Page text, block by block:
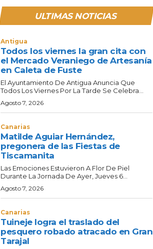
ULTIMAS NOTICIAS
Antigua
Todos los viernes la gran cita con
el Mercado Veraniego de Artesanía
en Caleta de Fuste
El Ayuntamiento De Antigua Anuncia Que
Todos Los Viernes Por La Tarde Se Celebra...
Agosto 7, 2026
Canarias
Matilde Aguiar Hernández,
pregonera de las Fiestas de
Tiscamanita
Las Emociones Estuvieron A Flor De Piel
Durante La Jornada De Ayer, Jueves 6...
Agosto 7, 2026
Canarias
Tuineje logra el traslado del
pesquero robado atracado en Gran
Tarajal